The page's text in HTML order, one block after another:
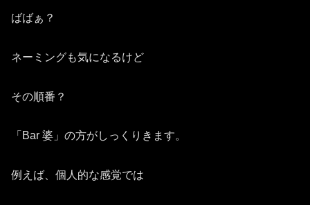
ばばぁ？
ネーミングも気になるけど
その順番？
「Bar 婆」の方がしっくりきます。
例えば、個人的な感覚では